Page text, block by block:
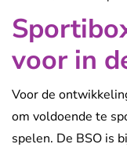
voor in
Voor de
om voldoende te
spelen. De BSO is